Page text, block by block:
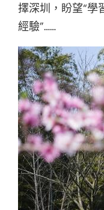
擇深圳，盼望“學
經驗”……